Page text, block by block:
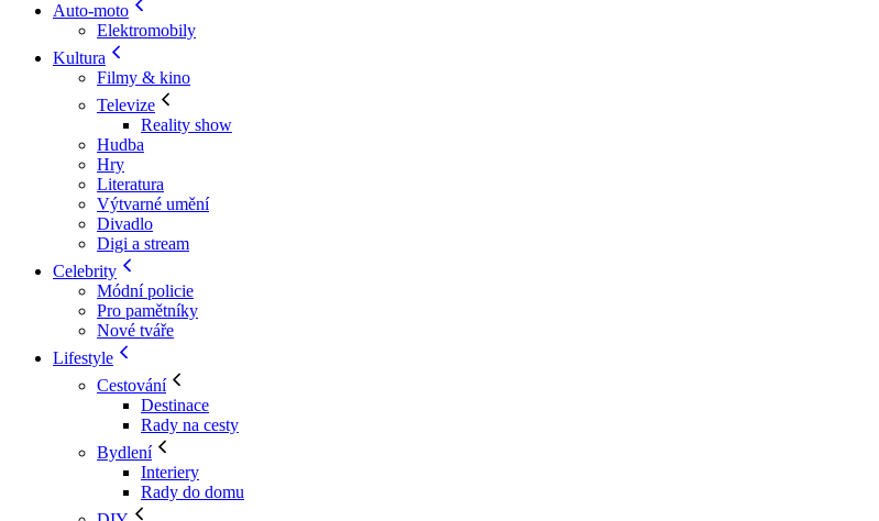
Auto-moto
Elektromobily
Kultura
Filmy & kino
Televize
Reality show
Hudba
Hry
Literatura
Výtvarné umění
Divadlo
Digi a stream
Celebrity
Módní policie
Pro pamětníky
Nové tváře
Lifestyle
Cestování
Destinace
Rady na cesty
Bydlení
Interiery
Rady do domu